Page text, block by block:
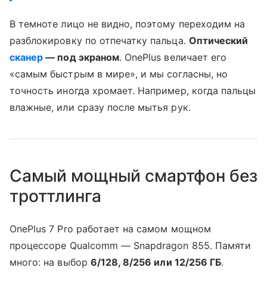
В темноте лицо не видно, поэтому переходим на
разблокировку по отпечатку пальца. Оптический
сканер — под экраном. OnePlus величает его
«самым быстрым в мире», и мы согласны, но
точность иногда хромает. Например, когда пальцы
влажные, или сразу после мытья рук.
Самый мощный смартфон без
троттлинга
OnePlus 7 Pro работает на самом мощном
процессоре Qualcomm — Snapdragon 855. Памяти
много: на выбор 6/128, 8/256 или 12/256 ГБ.